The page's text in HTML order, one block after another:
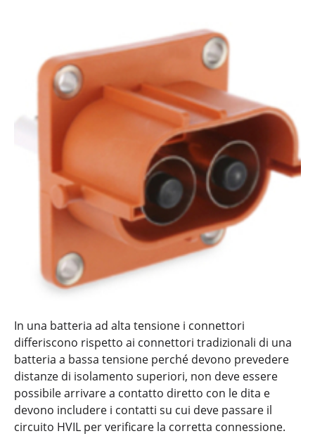
In una batteria ad alta tensione i connettori
differiscono rispetto ai connettori tradizionali di una
batteria a bassa tensione perché devono prevedere
distanze di isolamento superiori, non deve essere
possibile arrivare a contatto diretto con le dita e
devono includere i contatti su cui deve passare il
circuito HVIL per verificare la corretta connessione.